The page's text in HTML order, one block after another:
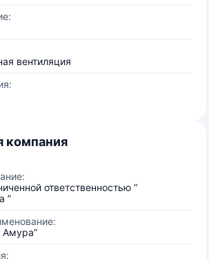
вентиляция
компания
ответственностью “
”